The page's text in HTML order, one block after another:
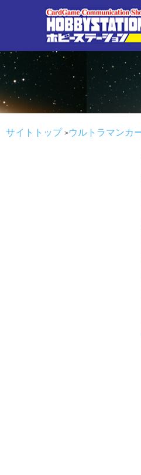
サイトトップ ウルトラマンカ